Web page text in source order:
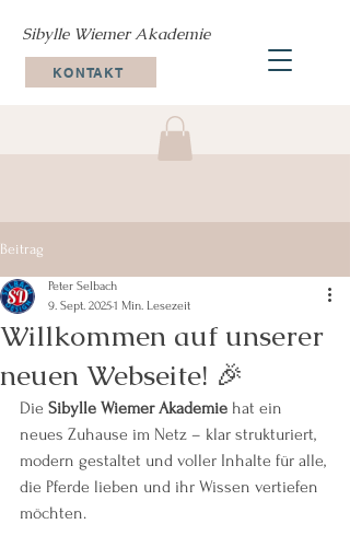
Sibylle Wiemer Akademie
KONTAKT
Beitrag
Willkommen auf unserer
neuen Webseite! 🎉
Peter Selbach
9. Sept. 20251 Min. Lesezeit
Die Sibylle Wiemer Akademie hat ein
neues Zuhause im Netz – klar strukturiert,
modern gestaltet und voller Inhalte für alle,
die Pferde lieben und ihr Wissen vertiefen
möchten.